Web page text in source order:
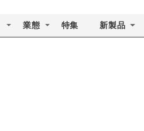
業態 特集 新製品